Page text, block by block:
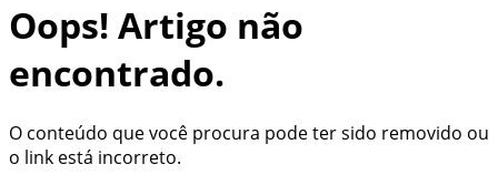
Oops! Artigo não
encontrado.
O conteúdo que você procura pode ter sido removido ou
o link está incorreto.